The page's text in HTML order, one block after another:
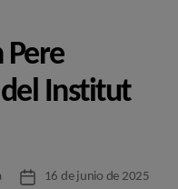
Pere
Institut
Fecha16 de junio de 2025